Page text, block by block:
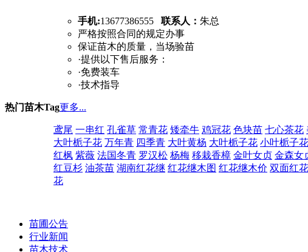
手机:13677386555 联系人： 朱总
严格按照合同的规定办事
保证苗木的质量，当场验苗
·提供以下售后服务：
·免费装车
·技术指导
热门苗木Tag更多...
鸢尾 一串红 孔雀草 常青花 矮牵牛 鸡冠花 色块苗 七心茶花
大叶栀子花 万年青 四季青 大叶黄杨 大叶栀子花 小叶栀子花
红枫 紫薇 法国冬青 罗汉松 杨梅 移栽香樟 金叶女贞 金森女
红豆杉 油茶苗 湖南红花继 红花继木图 红花继木价 双面红
花
苗圃公告
行业新闻
苗木技术